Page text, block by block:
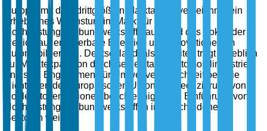
Europa, mit dem drittgrößten Marktanteil, verzeichnet ein
erhebliches Wachstum im Markt für
Hochleistungsverbundwerkstoffe aufgrund des Fokus der
Region auf erneuerbare Energien und Innovationen im
Automobilbereich. Deutschland, als Vorreiter, trägt erheblich
zur Marktexpansion durch seine starke Automobilindustrie
und sein Engagement für Umweltverträglichkeit bei. Die
Richtlinien der Europäischen Union zur Reduzierung von
Kohlenstoffemissionen beschleunigen die Einführung von
Hochleistungsverbundwerkstoffen in verschiedenen
Sektoren weiter.